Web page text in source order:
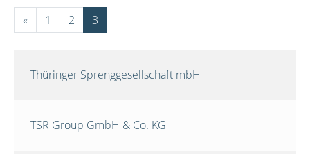
« 1 2 3
Thüringer Sprenggesellschaft mbH
TSR Group GmbH & Co. KG